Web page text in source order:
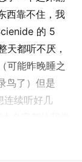
西靠不住，我
的 5
都听不厌，
可能昨晚睡之
鸟了）但是
续听好几